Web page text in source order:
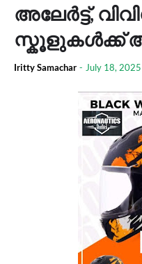
അലേർട്ട്,
സ്കൂളുകൾക്ക്
Iritty Samachar - July 18, 2025